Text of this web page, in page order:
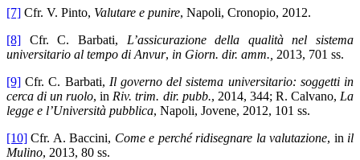
[7] Cfr. V. Pinto, Valutare e punire, Napoli, Cronopio, 2012.
[8] Cfr. C. Barbati, L’assicurazione della qualità nel sistema
universitario al tempo di Anvur, in Giorn. dir. amm., 2013, 701 ss.
[9] Cfr. C. Barbati, Il governo del sistema universitario: soggetti in
cerca di un ruolo, in Riv. trim. dir. pubb., 2014, 344; R. Calvano, La
legge e l’Università pubblica, Napoli, Jovene, 2012, 101 ss.
[10] Cfr. A. Baccini, Come e perché ridisegnare la valutazione, in il
Mulino, 2013, 80 ss.